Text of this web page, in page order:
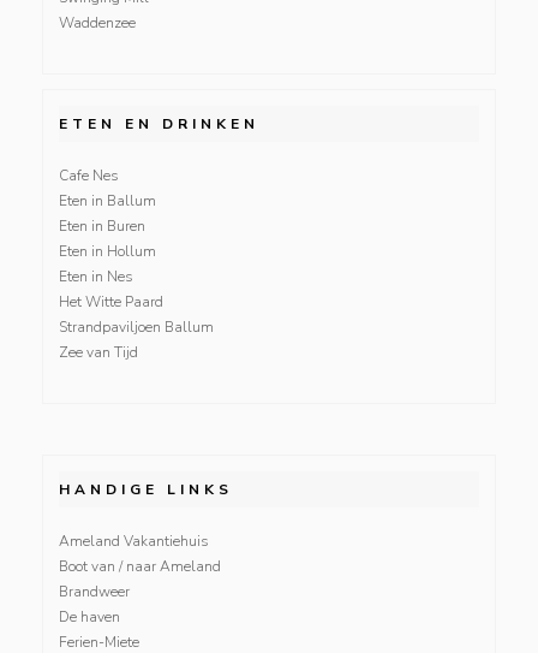
Waddenzee
ETEN EN DRINKEN
Cafe Nes
Eten in Ballum
Eten in Buren
Eten in Hollum
Eten in Nes
Het Witte Paard
Strandpaviljoen Ballum
Zee van Tijd
HANDIGE LINKS
Ameland Vakantiehuis
Boot van / naar Ameland
Brandweer
De haven
Ferien-Miete